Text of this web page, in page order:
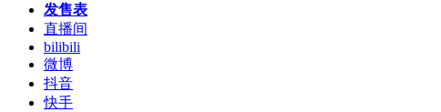
发售表
直播间
bilibili
微博
抖音
快手